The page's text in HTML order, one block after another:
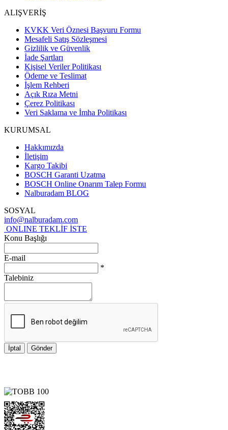
ALIŞVERİŞ
KVKK Veri Öznesi Başvuru Formu
Mesafeli Satış Sözleşmesi
Gizlilik ve Güvenlik
İade Şartları
Kişisel Veriler Politikası
Ödeme ve Teslimat
İşlem Rehberi
Açık Rıza Metni
Çerez Politikası
Veri Saklama ve İmha Politikası
KURUMSAL
Hakkımızda
İletişim
Kargo Takibi
BOSCH Garanti Uzatma
BOSCH Online Onarım Talep Formu
Nalburadam BLOG
SOSYAL
info@nalburadam.com
ONLINE TEKLİF İSTE
Konu Başlığı
E-mail
*
Talebiniz
İptal Gönder